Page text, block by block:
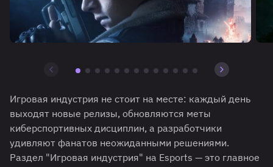
Игровая индустрия не стоит на месте: каждый день
выходят новые релизы, обновляются меты
киберспортивных дисциплин, а разработчики
удивляют фанатов неожиданными решениями.
Раздел "Игровая индустрия" на Esports — это главное